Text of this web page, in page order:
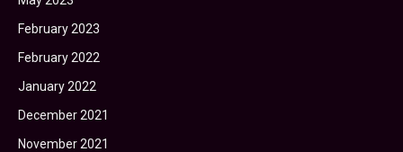
February 2023
February 2022
January 2022
December 2021
November 2021